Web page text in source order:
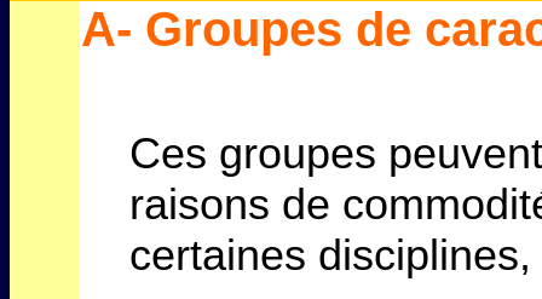
A- Groupes de
Ces groupes
raisons de
certaines